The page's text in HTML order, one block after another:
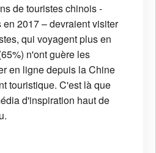
de touristes chinois -
2017 – devraient visiter
qui voyagent plus en
n'ont guère les
en ligne depuis la Chine
touristique. C'est là que
d'inspiration haut de